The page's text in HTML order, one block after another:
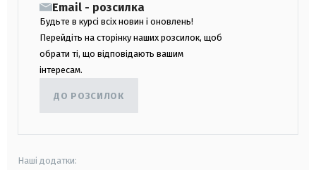
Email - розсилка
Будьте в курсі всіх новин і оновлень!
Перейдіть на сторінку наших розсилок, щоб
обрати ті, що відповідають вашим
інтересам.
ДО РОЗСИЛОК
Наші додатки: